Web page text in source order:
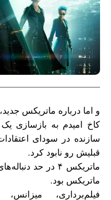
و اما درباره ماتریکس
کاخ امیدم به بازسازی
سازنده در سودای
قبلیش رو نابود کرد.
ماتریکس ۴ در حد
ماتریکس بود.
فیلم‌برداری،